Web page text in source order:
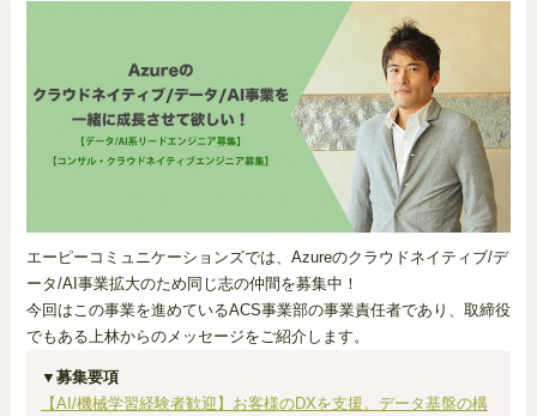
エーピーコミュニケーションズでは、Azureのクラウドネイティブ/デ
ータ/AI事業拡大のため同じ志の仲間を募集中！
今回はこの事業を進めているACS事業部の事業責任者であり、取締役
でもある上林からのメッセージをご紹介します。
▼募集要項
【AI/機械学習経験者歓迎】お客様のDXを支援。データ基盤の構